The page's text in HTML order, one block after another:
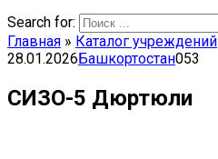
Search for:
Главная » Каталог учреждений
28.01.2026Башкортостан053
СИЗО-5 Дюртюли